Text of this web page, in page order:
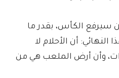
سيرفع الكأس، بقدر ما
النهائي: أن الأحلام لا
وأن أرض الملعب هي من